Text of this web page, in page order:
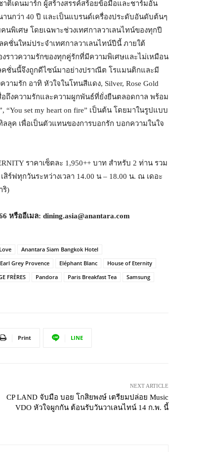
าติเดนมาร์ก ผู้สร้างสรรค์สร้อยข้อมือและชาร์มอัน
นกว่า 40 ปี และเป็นแบรนด์เครื่องประดับอันดับต้นๆ
พิเศษ โดยเฉพาะช่วงเทศกาลวาเลนไทน์ของทุกปี
ชั่นใหม่ประจำเทศกาลวาเลนไทน์ปีนี้ ภายใต้
งราวความรักของทุกคู่รักที่มีความพิเศษและไม่เหมือน
คชั่นนี้จึงถูกดีไซน์มาอย่างปราณีต โรแมนติกและมี
มรัก อาทิ หัวใจในโทนสีแดง, Silver, Rose Gold
ถึงความรักและความผูกพันธ์ที่ยั่งยืนตลอดกาล พร้อม
“You set my heart on fire” เป็นต้น โดยมาในรูปแบบ
ลุค เพื่อเป็นตัวแทนของการบอกรัก บอกความในใจ
ราคาเซ็ตละ 1,950++ บาท สำหรับ 2 ท่าน รวม
ฟทุกวันระหว่างเวลา 14.00 น – 18.00 น. ณ เดอะ
ริ)
หรืออีเมล: dining.asia@anantara.com
Anantara Siam Bangkok Hotel
Earl Grey Provence Eléphant Blanc
House of Eternity
FRÈRES Pandora Paris Breakfast Tea
Samsung
Print LINE
NEXT ARTICLE
CP LAND จับมือ บอย โกสิยพงษ์ เตรียมปล่อย Music
VDO หัวใจผูกกัน ต้อนรับวันวาเลนไทน์ 14 ก.พ. นี้